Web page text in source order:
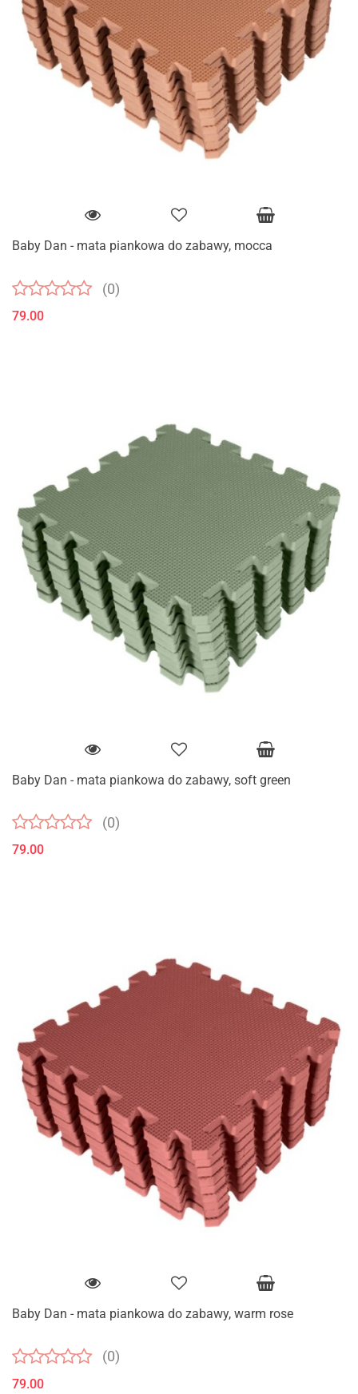
Baby Dan - mata piankowa do zabawy, mocca
(0)
79.00
Baby Dan - mata piankowa do zabawy, soft green
(0)
79.00
Baby Dan - mata piankowa do zabawy, warm rose
(0)
79.00